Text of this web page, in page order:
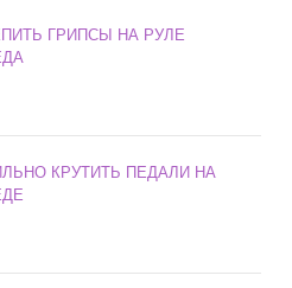
ГРИПСЫ НА РУЛЕ
КРУТИТЬ ПЕДАЛИ НА